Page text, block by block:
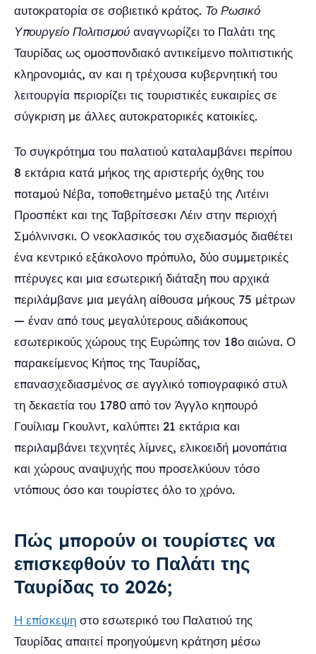
αυτοκρατορία σε σοβιετικό κράτος. Το Ρωσικό
Υπουργείο Πολιτισμού αναγνωρίζει το Παλάτι της
Ταυρίδας ως ομοσπονδιακό αντικείμενο πολιτιστικής
κληρονομιάς, αν και η τρέχουσα κυβερνητική του
λειτουργία περιορίζει τις τουριστικές ευκαιρίες σε
σύγκριση με άλλες αυτοκρατορικές κατοικίες.
Το συγκρότημα του παλατιού καταλαμβάνει περίπου
8 εκτάρια κατά μήκος της αριστερής όχθης του
ποταμού Νέβα, τοποθετημένο μεταξύ της Λιτέινι
Προσπέκτ και της Ταβρίτσεσκι Λέιν στην περιοχή
Σμόλνινσκι. Ο νεοκλασικός του σχεδιασμός διαθέτει
ένα κεντρικό εξάκολονο πρόπυλο, δύο συμμετρικές
πτέρυγες και μια εσωτερική διάταξη που αρχικά
περιλάμβανε μια μεγάλη αίθουσα μήκους 75 μέτρων
— έναν από τους μεγαλύτερους αδιάκοπους
εσωτερικούς χώρους της Ευρώπης τον 18ο αιώνα. Ο
παρακείμενος Κήπος της Ταυρίδας,
επανασχεδιασμένος σε αγγλικό τοπιογραφικό στυλ
τη δεκαετία του 1780 από τον Άγγλο κηπουρό
Γουίλιαμ Γκουλντ, καλύπτει 21 εκτάρια και
περιλαμβάνει τεχνητές λίμνες, ελικοειδή μονοπάτια
και χώρους αναψυχής που προσελκύουν τόσο
ντόπιους όσο και τουρίστες όλο το χρόνο.
Πώς μπορούν οι τουρίστες να
επισκεφθούν το Παλάτι της
Ταυρίδας το 2026;
Η επίσκεψη στο εσωτερικό του Παλατιού της
Ταυρίδας απαιτεί προηγούμενη κράτηση μέσω